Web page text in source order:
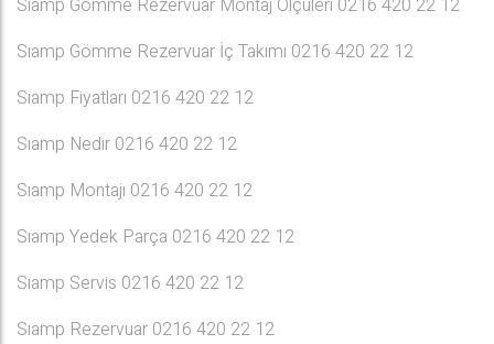
Sıamp Gömme Rezervuar Montaj Ölçüleri 0216 420 22 12
Sıamp Gömme Rezervuar İç Takımı 0216 420 22 12
Sıamp Fiyatları 0216 420 22 12
Sıamp Nedir 0216 420 22 12
Sıamp Montajı 0216 420 22 12
Sıamp Yedek Parça 0216 420 22 12
Sıamp Servis 0216 420 22 12
Sıamp Rezervuar 0216 420 22 12